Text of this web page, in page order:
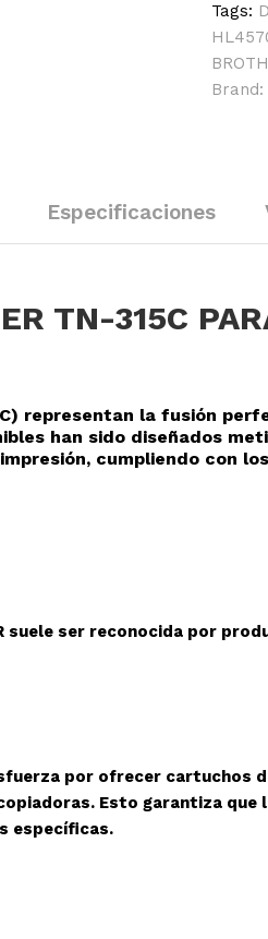
Tags:
Brand:
Especificaciones
TN-315C
) representan la fusión
han sido diseñados
cumpliendo con
suele ser reconocida por
por ofrecer cartuchos
Esto garantiza
específicas.